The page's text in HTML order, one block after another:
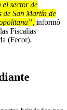
el sector de
de San Martín de
informó
Fiscalías
(Fecor).